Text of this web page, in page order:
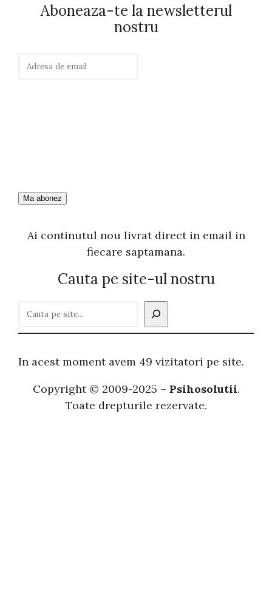
Aboneaza-te la newsletterul
nostru
Ai continutul nou livrat direct in email in
fiecare saptamana.
Cauta pe site-ul nostru
t
In acest moment avem 49 vizitatori pe site.
Copyright © 2009-2025 – Psihosolutii.
Toate drepturile rezervate.